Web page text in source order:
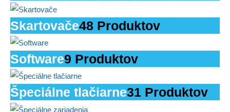
Skartovače48 Produktov
Software9 Produktov
Špeciálne tlačiarne31 Produktov